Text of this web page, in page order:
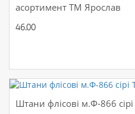
асортимент ТМ Ярослав
46.00
Штани флісові м.Ф-866